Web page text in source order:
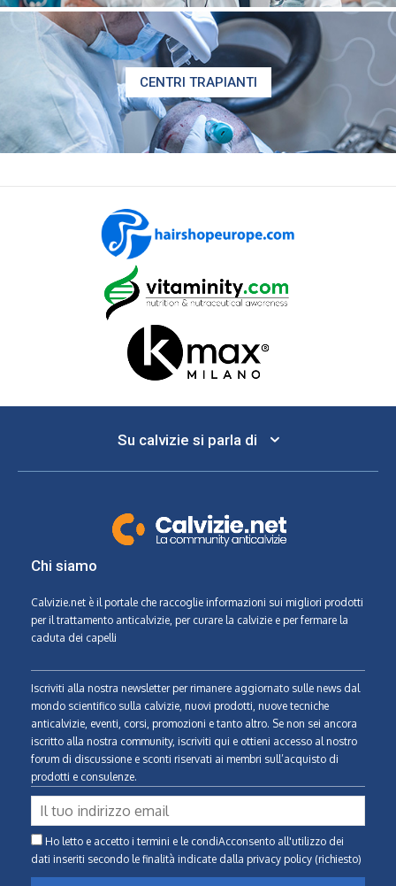
CENTRI TRAPIANTI
Su calvizie si parla di
Chi siamo
Calvizie.net è il portale che raccoglie informazioni sui migliori prodotti
per il trattamento anticalvizie, per curare la calvizie e per fermare la
caduta dei capelli
Iscriviti alla nostra newsletter per rimanere aggiornato sulle news dal
mondo scientifico sulla calvizie, nuovi prodotti, nuove tecniche
anticalvizie, eventi, corsi, promozioni e tanto altro. Se non sei ancora
iscritto alla nostra community, iscriviti qui e ottieni accesso al nostro
forum di discussione e sconti riservati ai membri sull’acquisto di
prodotti e consulenze.
Ho letto e accetto i termini e le condiAcconsento all'utilizzo dei
dati inseriti secondo le finalità indicate dalla privacy policy (richiesto)